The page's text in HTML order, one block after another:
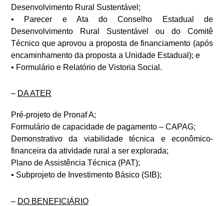
Desenvolvimento Rural Sustentável;
• Parecer e Ata do Conselho Estadual de
Desenvolvimento Rural Sustentável ou do Comitê
Técnico que aprovou a proposta de financiamento (após
encaminhamento da proposta a Unidade Estadual); e
• Formulário e Relatório de Vistoria Social.
– DA ATER
Pré-projeto de Pronaf A;
Formulário de capacidade de pagamento – CAPAG;
Demonstrativo da viabilidade técnica e econômico-
financeira da atividade rural a ser explorada;
Plano de Assistência Técnica (PAT);
• Subprojeto de Investimento Básico (SIB);
– DO BENEFICIÁRIO